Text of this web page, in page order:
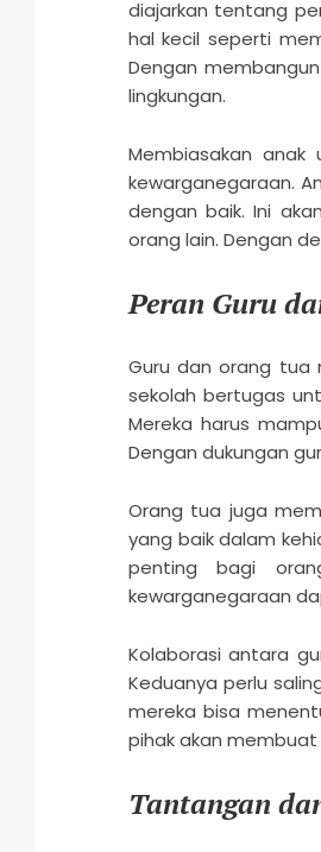
diajarkan tentang
hal kecil seperti
Dengan
lingkungan.
Membiasakan
kewarganegaraan.
dengan baik. Ini
orang lain. Dengan
Peran Guru
Guru dan orang tua
sekolah bertugas
Mereka harus
Dengan dukungan
Orang tua juga
yang baik dalam
penting bagi
kewarganegaraan
Kolaborasi antara
Keduanya perlu
mereka bisa
pihak akan
Tantangan